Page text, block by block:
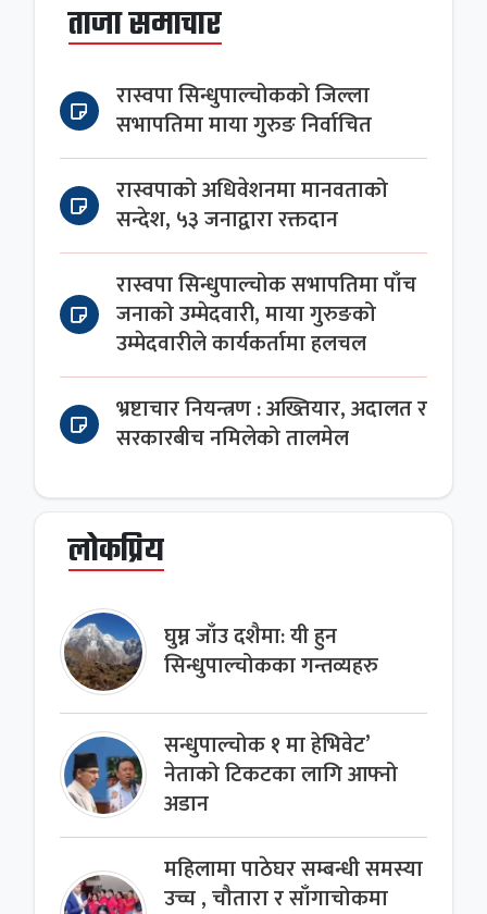
ताजा समाचार
रास्वपा सिन्धुपाल्चोकको जिल्ला
सभापतिमा माया गुरुङ निर्वाचित
रास्वपाको अधिवेशनमा मानवताको
सन्देश, ५३ जनाद्वारा रक्तदान
रास्वपा सिन्धुपाल्चोक सभापतिमा पाँच
जनाको उम्मेदवारी, माया गुरुङको
उम्मेदवारीले कार्यकर्तामा हलचल
भ्रष्टाचार नियन्त्रण : अख्तियार, अदालत र
सरकारबीच नमिलेको तालमेल
लोकप्रिय
घुम्न जाँउ दशैमा: यी हुन
सिन्धुपाल्चोकका गन्तव्यहरु
सन्धुपाल्चोक १ मा हेभिवेट’
नेताको टिकटका लागि आफ्नो
अडान
महिलामा पाठेघर सम्बन्धी समस्या
उच्च , चौतारा र साँगाचोकमा